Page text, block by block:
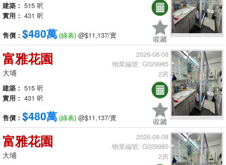
建築： 515 呎
實用： 431 呎
售價： $480萬 (綠表) @$11,137/實
富雅花園
大埔
建築： 515 呎
實用： 431 呎
售價： $480萬 (綠表) @$11,137/實
2026-08-08
物業編號: G029985
2房
富雅花園
大埔
2026-08-08
物業編號: G029985
2房